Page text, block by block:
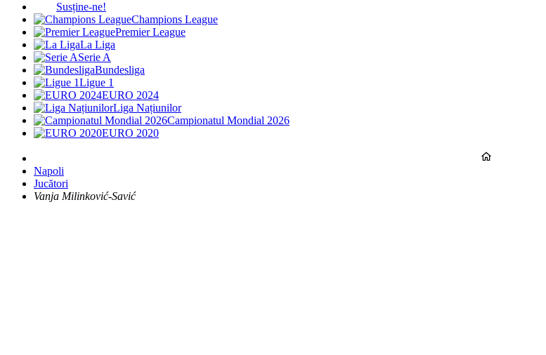
Susține-ne!
Champions League
Premier League
La Liga
Serie A
Bundesliga
Ligue 1
EURO 2024
Liga Națiunilor
Campionatul Mondial 2026
EURO 2020
Napoli
Jucători
Vanja Milinković-Savić